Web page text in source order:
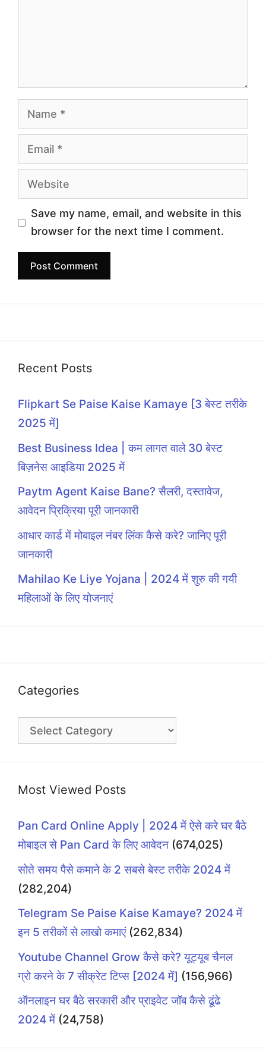
Name
Email
Website
Save my name, email, and website in this
browser for the next time I comment.
Recent Posts
Flipkart Se Paise Kaise Kamaye [3 बेस्ट तरीके
2025 में]
Best Business Idea | कम लागत वाले 30 बेस्ट
बिज़नेस आइडिया 2025 में
Paytm Agent Kaise Bane? सैलरी, दस्तावेज,
आवेदन प्रिक्रिया पूरी जानकारी
आधार कार्ड में मोबाइल नंबर लिंक कैसे करे? जानिए पूरी
जानकारी
Mahilao Ke Liye Yojana | 2024 में शुरु की गयी
महिलाओं के लिए योजनाएं
Categories
Categories
Most Viewed Posts
Pan Card Online Apply | 2024 में ऐसे करे घर बैठे
मोबाइल से Pan Card के लिए आवेदन (674,025)
सोते समय पैसे कमाने के 2 सबसे बेस्ट तरीके 2024 में
(282,204)
Telegram Se Paise Kaise Kamaye? 2024 में
इन 5 तरीकों से लाखो कमाएं (262,834)
Youtube Channel Grow कैसे करे? यूट्यूब चैनल
ग्रो करने के 7 सीक्रेट टिप्स [2024 में] (156,966)
ऑनलाइन घर बैठे सरकारी और प्राइवेट जॉब कैसे ढूंढे
2024 में (24,758)